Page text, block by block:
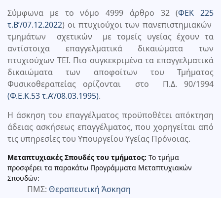
Σύμφωνα με το νόμο 4999 άρθρο 32 (ΦΕΚ 225
τ.Β’/07.12.2022) οι πτυχιούχοι των πανεπιστημιακών
τμημάτων σχετικών με τομείς υγείας έχουν τα
αντίστοιχα επαγγελματικά δικαιώματα των
πτυχιούχων ΤΕΙ. Πιο συγκεκριμένα τα επαγγελματικά
δικαιώματα των αποφοίτων του Τμήματος
Φυσικοθεραπείας ορίζονται στο Π.Δ. 90/1994
(Φ.Ε.Κ.53 τ.Α’/08.03.1995).
Η άσκηση του επαγγέλματος προϋποθέτει απόκτηση
άδειας ασκήσεως επαγγέλματος, που χορηγείται από
τις υπηρεσίες του Υπουργείου Υγείας Πρόνοιας.
Μεταπτυχιακές Σπουδές του τμήματος: Το τμήμα
προσφέρει τα παρακάτω Προγράμματα Μεταπτυχιακών
Σπουδών:
ΠΜΣ: Θεραπευτική Άσκηση